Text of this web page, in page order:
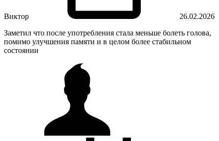
Виктор
26.02.2026
Заметил что после употребления стала меньше болеть голова,
помимо улучшения памяти и в целом более стабильном
состоянии